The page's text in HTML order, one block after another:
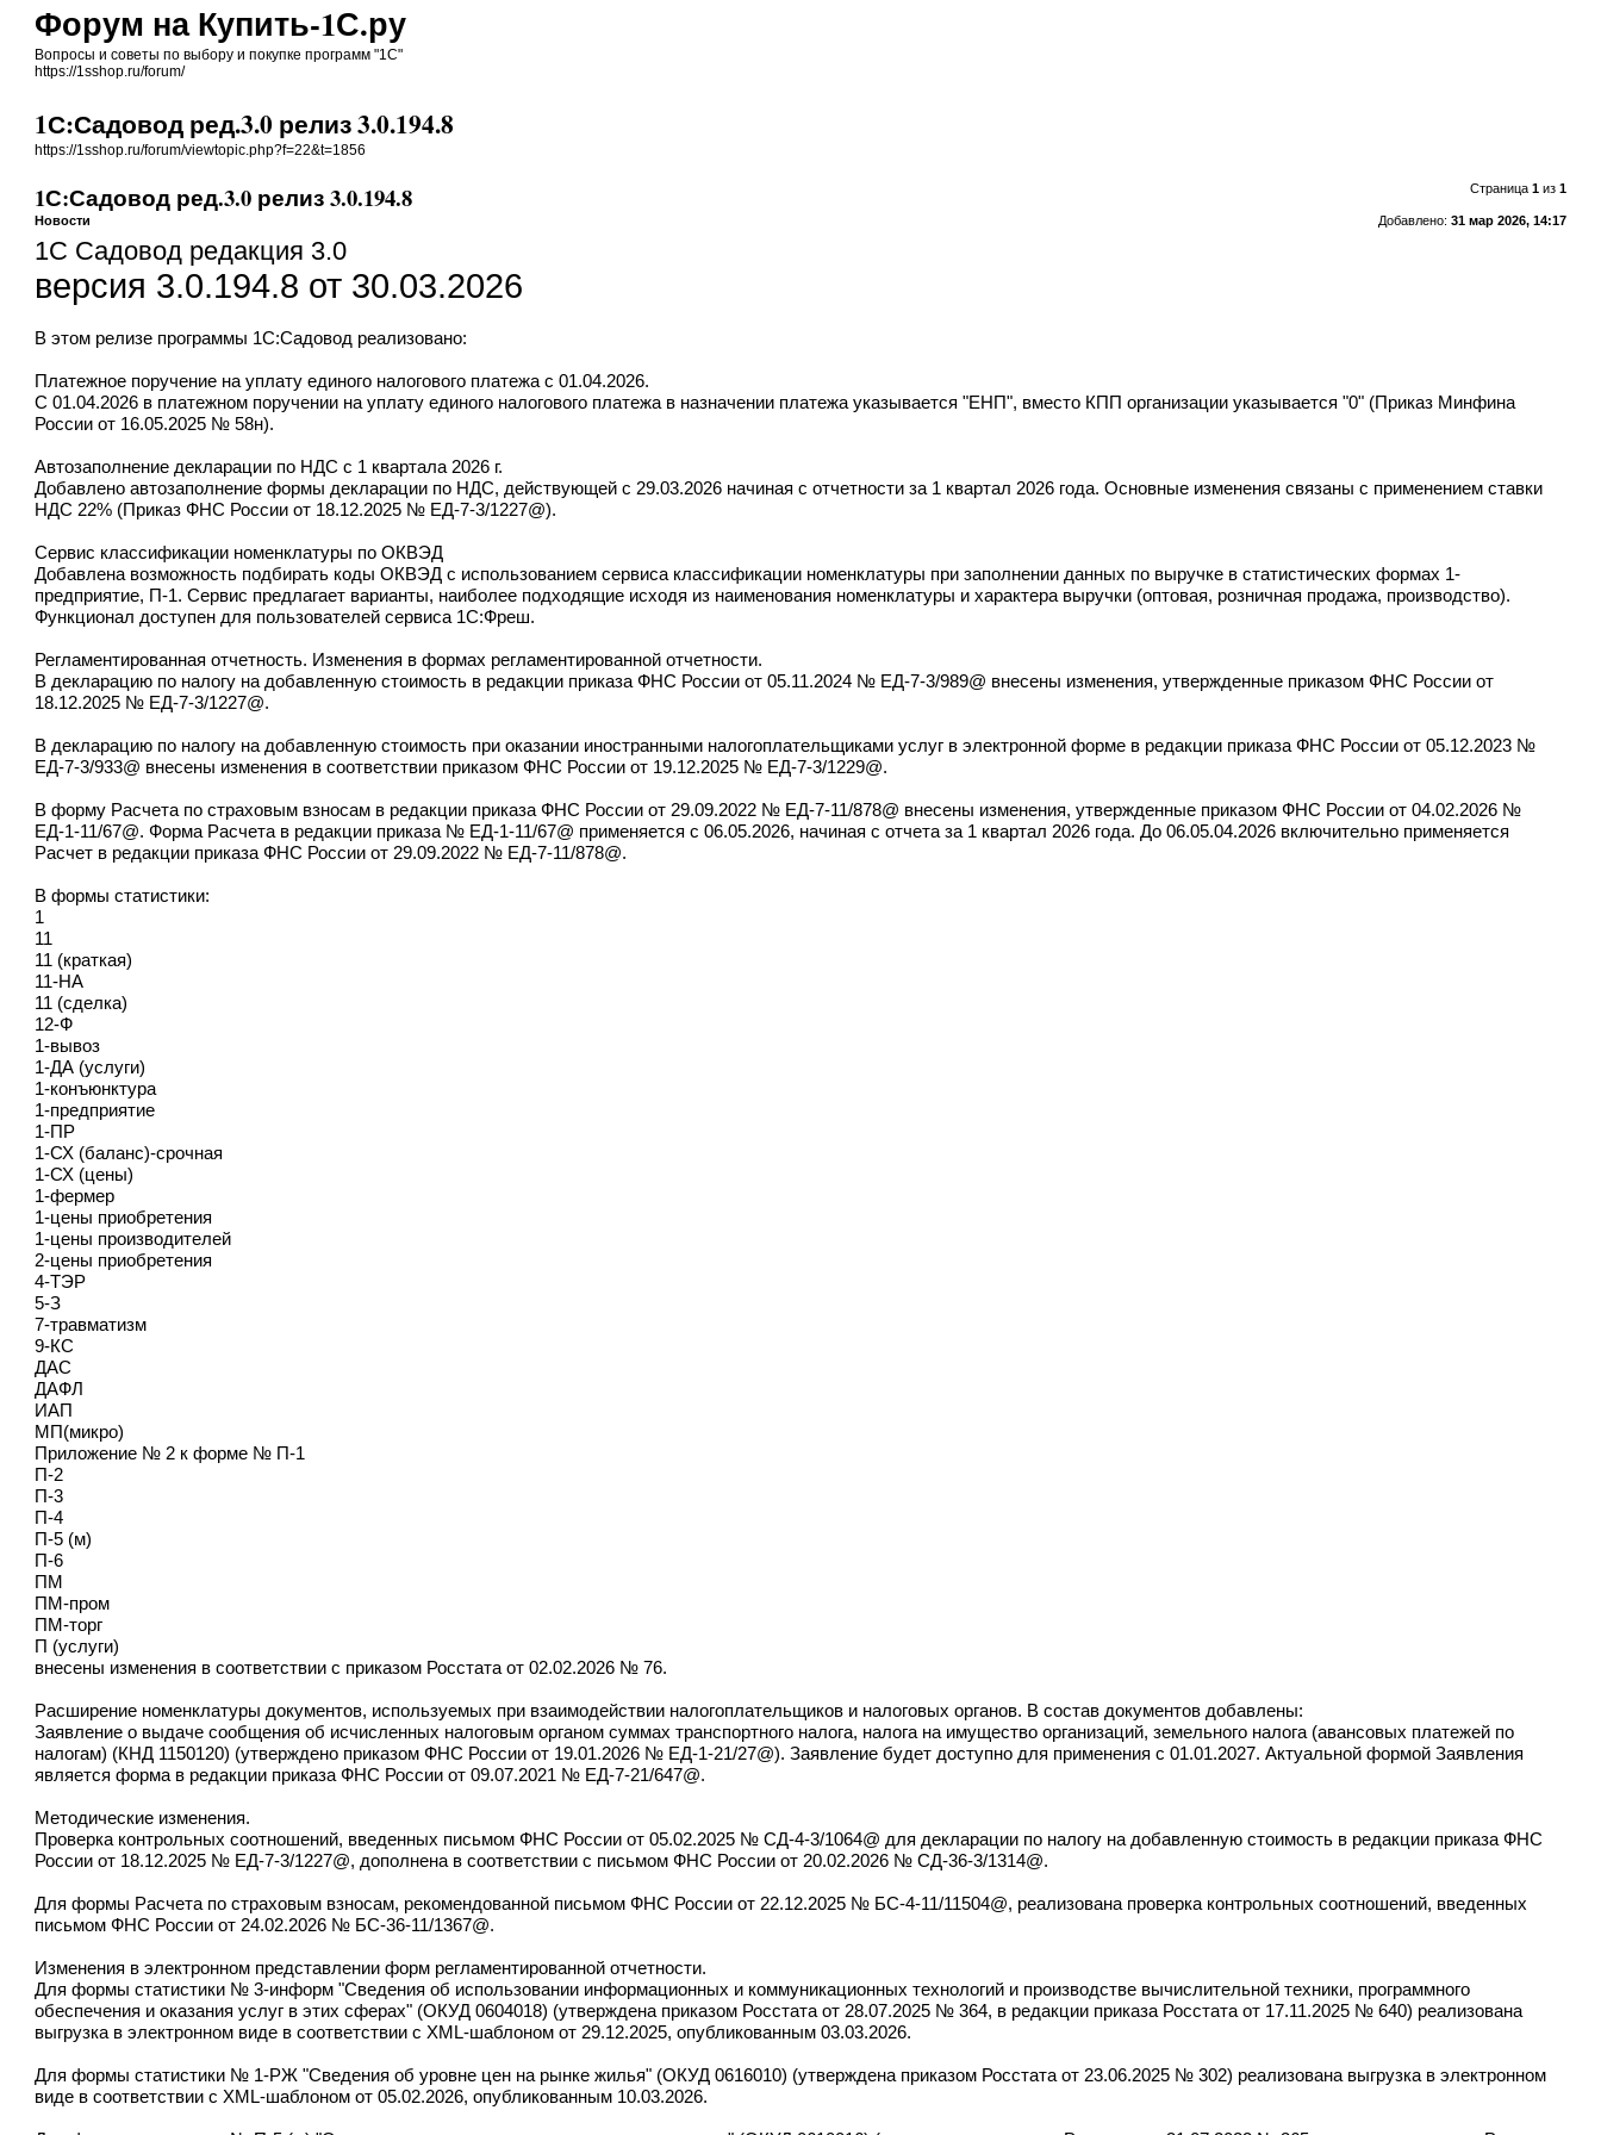
Форум на Купить-1С.ру
Вопросы и советы по выбору и покупке программ "1С"
https://1sshop.ru/forum/
1С:Садовод ред.3.0 релиз 3.0.194.8
https://1sshop.ru/forum/viewtopic.php?f=22&t=1856
Страница 1из 1
1С:Садовод ред.3.0 релиз 3.0.194.8
Добавлено: 31 мар 2026, 14:17
Новости
1С Садовод редакция 3.0
версия 3.0.194.8 от 30.03.2026
В этом релизе программы 1С:Садовод реализовано:
Платежное поручение на уплату единого налогового платежа с 01.04.2026.
С 01.04.2026 в платежном поручении на уплату единого налогового платежа в назначении платежа указывается "ЕНП", вместо КПП организации указывается "0" (Приказ Минфина
России от 16.05.2025 № 58н).
Автозаполнение декларации по НДС с 1 квартала 2026 г.
Добавлено автозаполнение формы декларации по НДС, действующей с 29.03.2026 начиная с отчетности за 1 квартал 2026 года. Основные изменения связаны с применением ставки
НДС 22% (Приказ ФНС России от 18.12.2025 № ЕД-7-3/1227@).
Сервис классификации номенклатуры по ОКВЭД
Добавлена возможность подбирать коды ОКВЭД с использованием сервиса классификации номенклатуры при заполнении данных по выручке в статистических формах 1-
предприятие, П-1. Сервис предлагает варианты, наиболее подходящие исходя из наименования номенклатуры и характера выручки (оптовая, розничная продажа, производство).
Функционал доступен для пользователейсервиса 1С:Фреш.
Регламентированная отчетность. Изменения в формах регламентированной отчетности.
В декларацию по налогу на добавленную стоимость в редакции приказа ФНС России от 05.11.2024 № ЕД-7-3/989@ внесены изменения, утвержденные приказом ФНС России от
18.12.2025 № ЕД-7-3/1227@.
В декларацию по налогу на добавленную стоимость при оказании иностранными налогоплательщиками услуг в электронной форме в редакции приказа ФНС России от 05.12.2023 №
ЕД-7-3/933@ внесены изменения в соответствии приказом ФНС России от 19.12.2025 № ЕД-7-3/1229@.
В форму Расчета по страховым взносам в редакции приказа ФНС России от 29.09.2022 № ЕД-7-11/878@ внесены изменения, утвержденные приказом ФНС России от 04.02.2026 №
ЕД-1-11/67@. Форма Расчета в редакции приказа № ЕД-1-11/67@ применяется с 06.05.2026, начиная с отчета за 1 квартал 2026 года. До 06.05.04.2026 включительно применяется
Расчет в редакции приказа ФНС России от 29.09.2022 № ЕД-7-11/878@.
В формы статистики:
1
11
11 (краткая)
11-НА
11 (сделка)
12-Ф
1-вывоз
1-ДА (услуги)
1-конъюнктура
1-предприятие
1-ПР
1-СХ (баланс)-срочная
1-СХ (цены)
1-фермер
1-цены приобретения
1-цены производителей
2-цены приобретения
4-ТЭР
5-З
7-травматизм
9-КС
ДАС
ДАФЛ
ИАП
МП(микро)
Приложение № 2 к форме № П-1
П-2
П-3
П-4
П-5 (м)
П-6
ПМ
ПМ-пром
ПМ-торг
П (услуги)
внесены изменения в соответствии с приказом Росстата от 02.02.2026 № 76.
Расширение номенклатуры документов, используемых при взаимодействии налогоплательщиков и налоговых органов. В состав документов добавлены:
Заявление о выдаче сообщения об исчисленных налоговым органом суммах транспортного налога, налога на имущество организаций, земельного налога (авансовых платежей по
налогам) (КНД 1150120) (утверждено приказом ФНС России от 19.01.2026 № ЕД-1-21/27@). Заявление будет доступно для применения с 01.01.2027. Актуальной формой Заявления
является форма в редакции приказа ФНС России от 09.07.2021 № ЕД-7-21/647@.
Методические изменения.
Проверка контрольных соотношений, введенных письмом ФНС России от 05.02.2025 № СД-4-3/1064@ для декларации по налогу на добавленную стоимость в редакции приказа ФНС
России от 18.12.2025 № ЕД-7-3/1227@, дополнена в соответствии с письмом ФНС России от 20.02.2026 № СД-36-3/1314@.
Для формы Расчета по страховым взносам, рекомендованной письмом ФНС России от 22.12.2025 № БС-4-11/11504@, реализована проверка контрольных соотношений, введенных
письмом ФНС России от 24.02.2026 № БС-36-11/1367@.
Изменения в электронном представлении форм регламентированной отчетности.
Для формы статистики № 3-информ "Сведения об использовании информационных и коммуникационных технологий и производстве вычислительной техники, программного
обеспечения и оказания услуг в этих сферах" (ОКУД 0604018) (утверждена приказом Росстата от 28.07.2025 № 364, в редакции приказа Росстата от 17.11.2025 № 640) реализована
выгрузка в электронном виде в соответствии с XML-шаблоном от 29.12.2025, опубликованным 03.03.2026.
Для формы статистики № 1-РЖ "Сведения об уровне цен на рынке жилья" (ОКУД 0616010) (утверждена приказом Росстата от 23.06.2025 № 302) реализована выгрузка в электронном
виде в соответствии с XML-шаблоном от 05.02.2026, опубликованным 10.03.2026.